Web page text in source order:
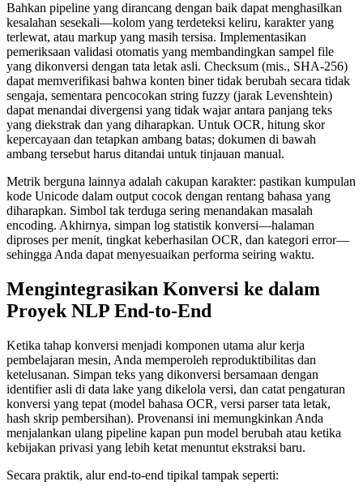
Bahkan pipeline yang dirancang dengan baik dapat menghasilkan
kesalahan sesekali—kolom yang terdeteksi keliru, karakter yang
terlewat, atau markup yang masih tersisa. Implementasikan
pemeriksaan validasi otomatis yang membandingkan sampel file
yang dikonversi dengan tata letak asli. Checksum (mis., SHA‑256)
dapat memverifikasi bahwa konten biner tidak berubah secara tidak
sengaja, sementara pencocokan string fuzzy (jarak Levenshtein)
dapat menandai divergensi yang tidak wajar antara panjang teks
yang diekstrak dan yang diharapkan. Untuk OCR, hitung skor
kepercayaan dan tetapkan ambang batas; dokumen di bawah
ambang tersebut harus ditandai untuk tinjauan manual.
Metrik berguna lainnya adalah cakupan karakter: pastikan kumpulan
kode Unicode dalam output cocok dengan rentang bahasa yang
diharapkan. Simbol tak terduga sering menandakan masalah
encoding. Akhirnya, simpan log statistik konversi—halaman
diproses per menit, tingkat keberhasilan OCR, dan kategori error—
sehingga Anda dapat menyesuaikan performa seiring waktu.
Mengintegrasikan Konversi ke dalam
Proyek NLP End‑to‑End
Ketika tahap konversi menjadi komponen utama alur kerja
pembelajaran mesin, Anda memperoleh reproduktibilitas dan
ketelusanan. Simpan teks yang dikonversi bersamaan dengan
identifier asli di data lake yang dikelola versi, dan catat pengaturan
konversi yang tepat (model bahasa OCR, versi parser tata letak,
hash skrip pembersihan). Provenansi ini memungkinkan Anda
menjalankan ulang pipeline kapan pun model berubah atau ketika
kebijakan privasi yang lebih ketat menuntut ekstraksi baru.
Secara praktik, alur end‑to‑end tipikal tampak seperti: